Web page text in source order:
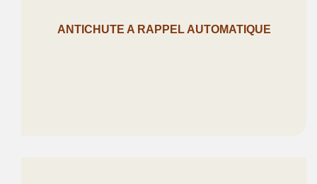
ANTICHUTE A RAPPEL AUTOMATIQUE